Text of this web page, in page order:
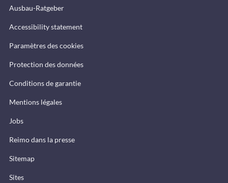
Ausbau-Ratgeber
Accessibility statement
Paramètres des cookies
Protection des données
Conditions de garantie
Mentions légales
Jobs
Reimo dans la presse
Sitemap
Sites